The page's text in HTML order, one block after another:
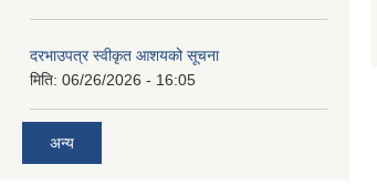
दरभाउपत्र स्वीकृत आशयको सूचना
मिति: 06/26/2026 - 16:05
अन्य